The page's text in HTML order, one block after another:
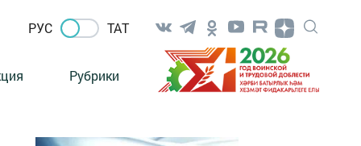
РУС ТАТ
Рубрики